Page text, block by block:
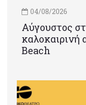
04/08/2026
Αύγουστος
Beach